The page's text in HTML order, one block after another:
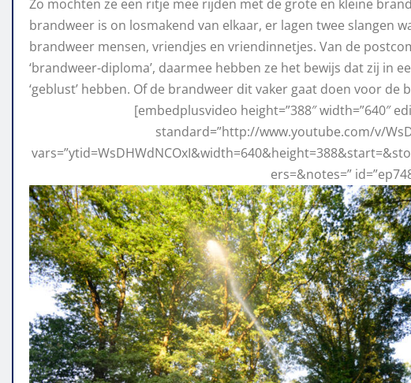
Zo mochten ze een ritje mee rijden met de grote en kleine
brandweer is on losmakend van elkaar, er lagen twee slangen
brandweer mensen, vriendjes en vriendinnetjes. Van de
‘brandweer-diploma’, daarmee hebben ze het bewijs dat zij in
‘geblust’ hebben. Of de brandweer dit vaker gaat doen voor de
[embedplusvideo height=”388″ width=”640″
standard=”http://www.youtube.com/v/
ers=&notes=”